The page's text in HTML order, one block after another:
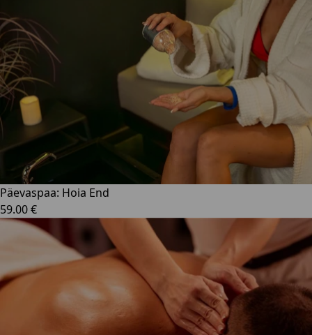
Päevaspaa: Hoia End
59.00 €